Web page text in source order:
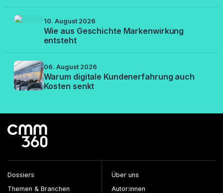
10. August 2026
Wie aus Geschichte Markenwirkung
entsteht
06. August 2026
Warum digitale Kundenerfahrung auch
Kosten senkt
Dossiers
Themen & Branchen
Über uns
Autor:innen